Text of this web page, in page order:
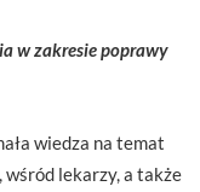
w zakresie poprawy
wiedza na temat
wśród lekarzy, a także